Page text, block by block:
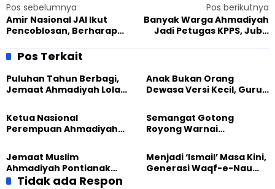
Pos sebelumnya
Amir Nasional JAI Ikut
Pencoblosan, Berharap
Berintegritas
Pos berikutnya
Banyak Warga Ahmadiyah
Jadi Petugas KPPS, Jubir
Negara
Pos Terkait
Puluhan Tahun Berbagi,
Jemaat Ahmadiyah Lolak
Sembako kepada Warga
Anak Bukan Orang
Dewasa Versi Kecil, Guru
Ketua Nasional
Perempuan Ahmadiyah
Besar Universitas
Terbuka
Semangat Gotong
Royong Warnai
Masjid di Jemaat
Ahmadiyah Sukapura
Jemaat Muslim
Ahmadiyah Pontianak
dan Gereja Katedral
Menjadi ‘Ismail’ Masa Kini,
Generasi Waqf-e-Nau
Tidak ada Respon